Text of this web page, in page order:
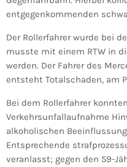
entgegenkommenden
Der Rollerfahrer wurde bei
musste mit einem RTW in
werden. Der Fahrer des
entsteht Totalschaden, am
Bei dem Rollerfahrer
Verkehrsunfallaufnahme
alkoholischen
Entsprechende
veranlasst; gegen den 59-